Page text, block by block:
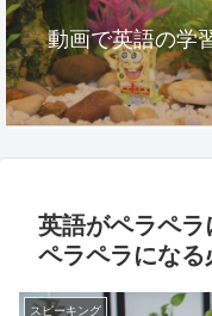
動画で英語の学
英語がペラペラ
ペラペラになる
スピーキング